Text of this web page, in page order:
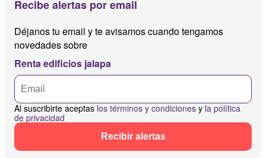
Recibe alertas por email
Déjanos tu email y te avisamos cuando tengamos
novedades sobre
Renta edificios jalapa
Al suscribirte aceptas los términos y condiciones y la política
de privacidad
Recibir alertas